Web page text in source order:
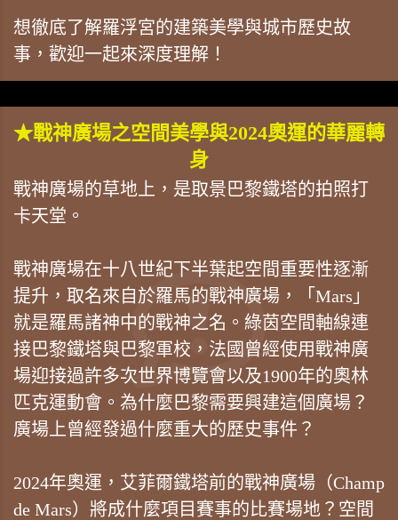
想徹底了解羅浮宮的建築美學與城市歷史故
事，歡迎一起來深度理解！
★戰神廣場之空間美學與2024奧運的華麗轉
身
戰神廣場的草地上，是取景巴黎鐵塔的拍照打
卡天堂。
戰神廣場在十八世紀下半葉起空間重要性逐漸
提升，取名來自於羅馬的戰神廣場，「Mars」
就是羅馬諸神中的戰神之名。綠茵空間軸線連
接巴黎鐵塔與巴黎軍校，法國曾經使用戰神廣
場迎接過許多次世界博覽會以及1900年的奧林
匹克運動會。為什麼巴黎需要興建這個廣場？
廣場上曾經發過什麼重大的歷史事件？
2024年奧運，艾菲爾鐵塔前的戰神廣場（Champ
de Mars）將成什麼項目賽事的比賽場地？空間